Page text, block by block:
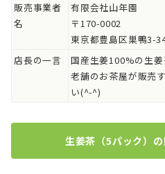
販売事業者
名
有限会社山年園
〒170-0002
東京都豊島区巣鴨3-
店長の一言
国産生姜100%の生姜
老舗のお茶屋が販売
い(^-^)
生姜茶（5パック）